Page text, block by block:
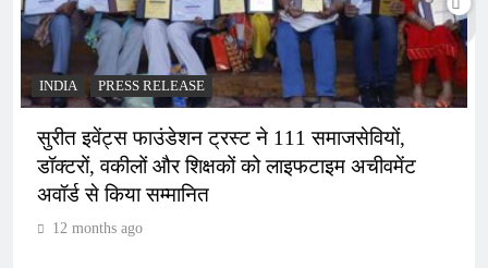
INDIA PRESS RELEASE
सुरीत इवेंट्स फाउंडेशन ट्रस्ट ने 111 समाजसेवियों,
डॉक्टरों, वकीलों और शिक्षकों को लाइफटाइम अचीवमेंट
अवॉर्ड से किया सम्मानित
12 months ago